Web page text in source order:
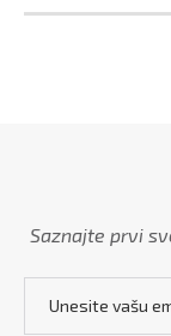
Saznajte prvi